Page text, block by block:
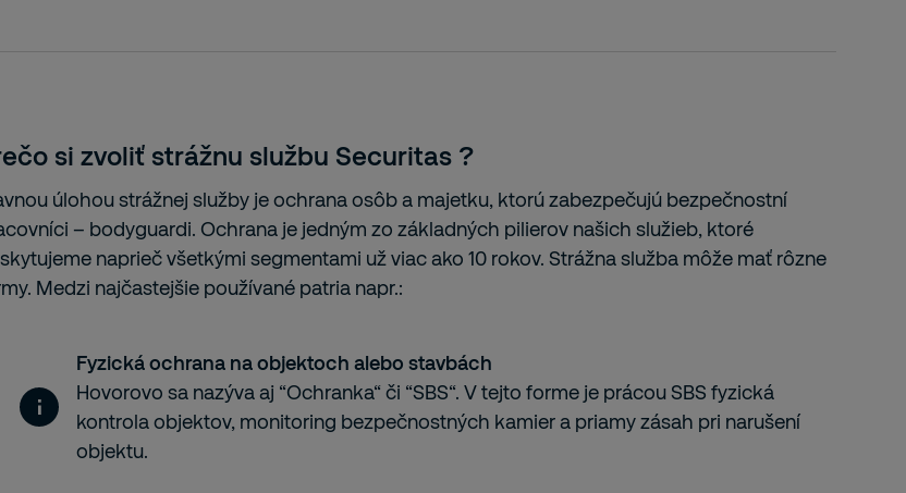
si zvoliť strážnu službu Securitas ?
úlohou strážnej služby je ochrana osôb a majetku, ktorú zabezpečujú bezpečnostní
– bodyguardi. Ochrana je jedným zo základných pilierov našich služieb, ktoré
naprieč všetkými segmentami už viac ako 10 rokov. Strážna služba môže mať rôzne
Medzi najčastejšie používané patria napr.:
Fyzická ochrana na objektoch alebo stavbách
Hovorovo sa nazýva aj “Ochranka“ či “SBS“. V tejto forme je prácou SBS fyzická
kontrola objektov, monitoring bezpečnostných kamier a priamy zásah pri narušení
objektu.